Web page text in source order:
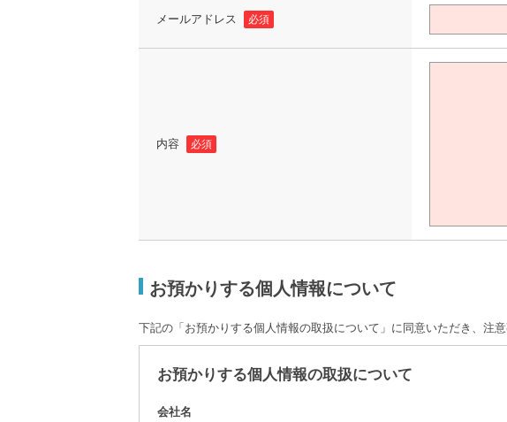
メールアドレス 必須
内容 必須
お預かりする個人情報について
下記の「お預かりする個人情報の取扱について」に同意いただき、注
お預かりする個人情報の取扱について
会社名